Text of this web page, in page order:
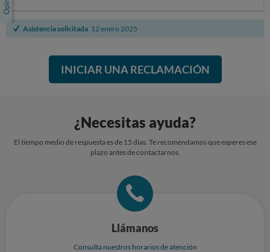
Asistencia solicitada 12 enero 2025
INICIAR UNA RECLAMACIÓN
¿Necesitas ayuda?
El tiempo medio de respuesta es de 15 días. Te recomendamos que esperes ese
plazo antes de contactarnos.
Llámanos
Consulta nuestros horarios de atención